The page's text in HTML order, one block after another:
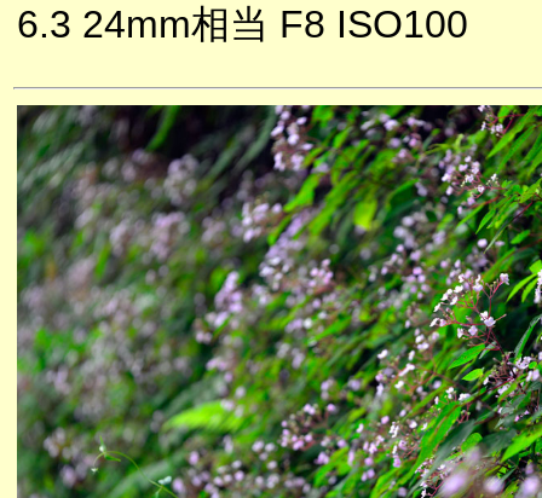
6.3 24mm相当 F8 ISO100